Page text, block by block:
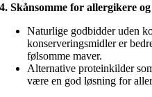
4. Skånsomme for allergikere
Naturlige godbidder uden
konserveringsmidler er
følsomme maver.
Alternative proteinkilder
være en god løsning for